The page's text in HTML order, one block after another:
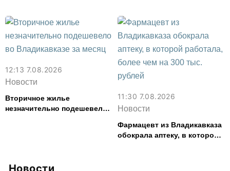
Новости
картофель
смыслов»
12:13 7.08.2026
Новости
Вторичное жилье
незначительно подешевело
11:30 7.08.2026
Новости
Фармацевт из Владикавказа
обокрала аптеку, в которой